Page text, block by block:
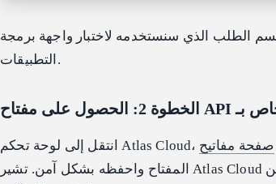
الطلب الذي سنستخدمه لاختبار واجهة برمجة
التطبيقات.
المفتاح واحفظه بشكل آمن. تشير Atlas Cloud إلى أن المفتاح يظهر مرة واحدة فقط، لذا تأكد من